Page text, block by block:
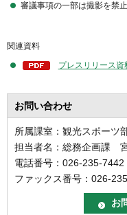
審議事項の一部は撮影を禁
関連資料
プレスリリース資
お問い合わせ
所属課室：観光スポーツ
担当者名：総務企画課
電話番号：026-235-7442
ファックス番号：026-